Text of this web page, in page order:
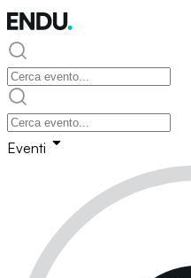
Eventi